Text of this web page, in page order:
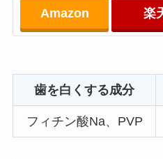
Amazon 楽
歯を白くする成分
フィチン酸Na、PVP